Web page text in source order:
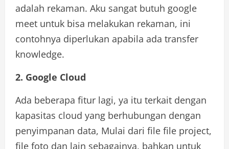
adalah rekaman. Aku sangat butuh google
meet untuk bisa melakukan rekaman, ini
contohnya diperlukan apabila ada transfer
knowledge.
2. Google Cloud
Ada beberapa fitur lagi, ya itu terkait dengan
kapasitas cloud yang berhubungan dengan
penyimpanan data, Mulai dari file file project,
file foto dan lain sebagainya, bahkan untuk